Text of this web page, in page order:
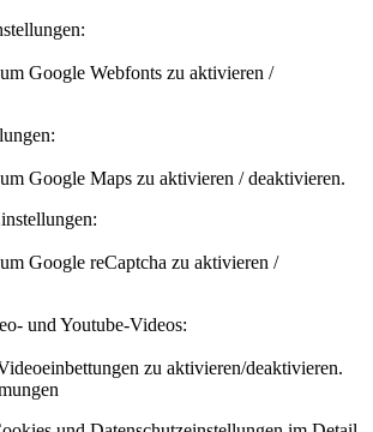
Google Webfonts zu aktivieren /
Google Maps zu aktivieren / deaktivieren.
Google reCaptcha zu aktivieren /
und Youtube-Videos:
zu aktivieren/deaktivieren.